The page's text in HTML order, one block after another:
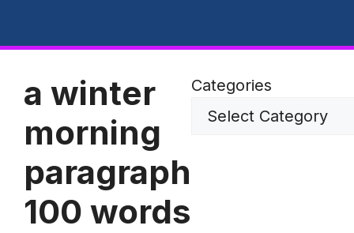
a winter
morning
paragraph
100 words
Categories